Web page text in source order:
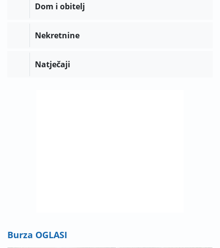
Dom i obitelj
Nekretnine
Natječaji
Burza OGLASI